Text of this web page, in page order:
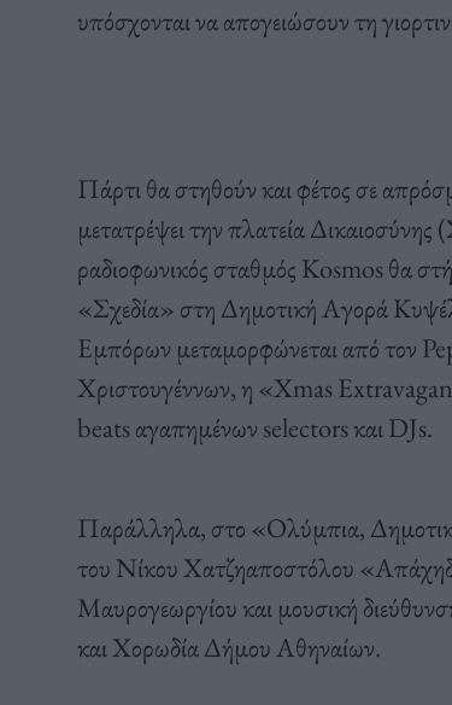
υπόσχονται να απογειώσουν τη
Πάρτι θα στηθούν και φέτος σε
μετατρέψει την πλατεία
ραδιοφωνικός σταθμός Kosmos θα
«Σχεδία» στη Δημοτική Αγορά
Εμπόρων μεταμορφώνεται από τον
Χριστουγέννων, η «Xmas
beats αγαπημένων selectors και DJs.
Παράλληλα, στο «Ολύμπια,
του Νίκου Χατζηαποστόλου
Μαυρογεωργίου και μουσική
και Χορωδία Δήμου Αθηναίων.